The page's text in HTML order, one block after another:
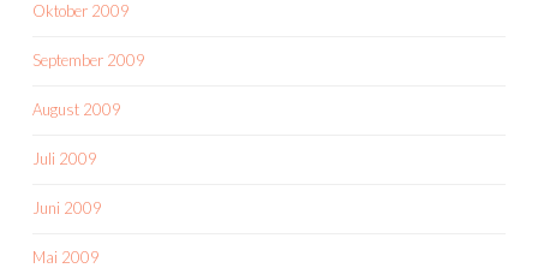
Oktober 2009
September 2009
August 2009
Juli 2009
Juni 2009
Mai 2009